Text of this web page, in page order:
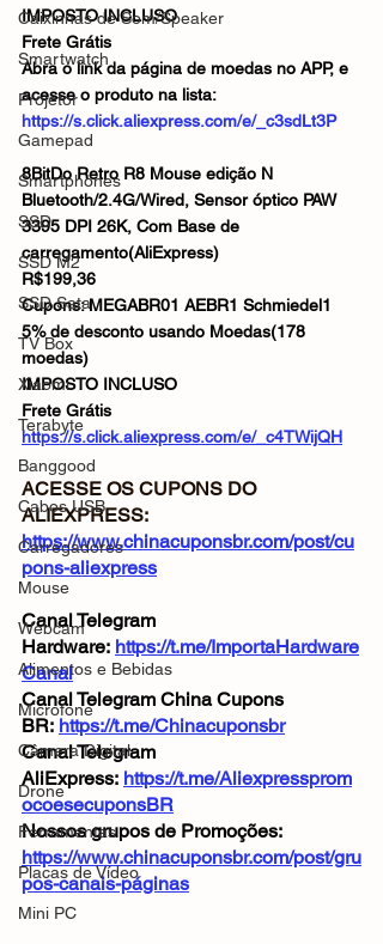
Caixinhas de Som/Speaker
Smartwatch
Projetor
Gamepad
Smartphones
SSD
SSD M2
SSD Sata
TV Box
Xiaomi
Terabyte
Banggood
Cabos USB
Carregadores
Mouse
Webcam
Alimentos e Bebidas
Microfone
Câmera Digital
Drone
Ferramentas
Placas de Vídeo
Mini PC
IMPOSTO INCLUSO
Frete Grátis
Abra o link da página de moedas no APP, e
acesse o produto na lista:
https://s.click.aliexpress.com/e/_c3sdLt3P
8BitDo Retro R8 Mouse edição N
Bluetooth/2.4G/Wired, Sensor óptico PAW
3395 DPI 26K, Com Base de
carregamento(AliExpress)
R$199,36
Cupons: MEGABR01 AEBR1 Schmiedel1
5% de desconto usando Moedas(178
moedas)
IMPOSTO INCLUSO
Frete Grátis
https://s.click.aliexpress.com/e/_c4TWijQH
ACESSE OS CUPONS DO
ALIEXPRESS:
https://www.chinacuponsbr.com/post/cu
pons-aliexpress
Canal Telegram
Hardware: https://t.me/ImportaHardware
Canal
Canal Telegram China Cupons
BR: https://t.me/Chinacuponsbr
Canal Telegram
AliExpress: https://t.me/Aliexpressprom
ocoesecuponsBR
Nossos grupos de Promoções:
https://www.chinacuponsbr.com/post/gru
pos-canais-páginas